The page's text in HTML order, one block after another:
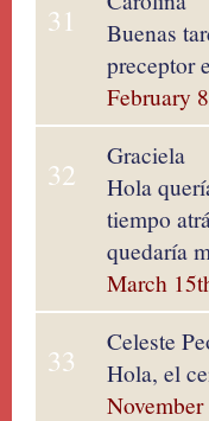
31
Buenas
preceptor
February
32
Graciela
Hola
tiempo
quedaría
March
33
Celeste
Hola, el